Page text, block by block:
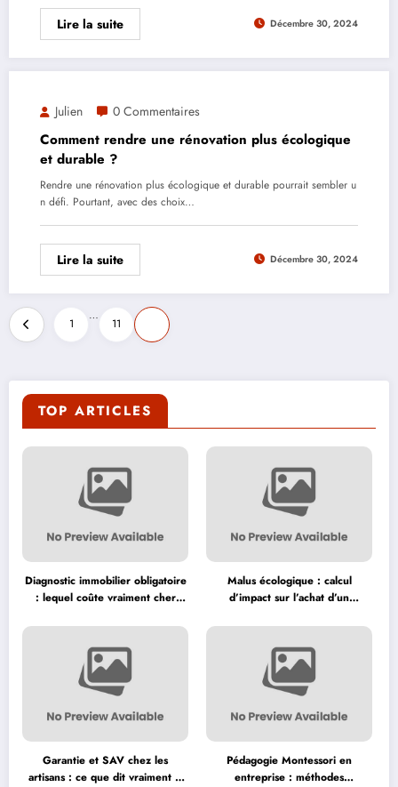
Lire la suite Décembre 30, 2024
Julien 0 Commentaires
Comment rendre une rénovation plus écologique
et durable ?
Rendre une rénovation plus écologique et durable pourrait sembler u
n défi. Pourtant, avec des choix…
Lire la suite Décembre 30, 2024
Pagination
des
publications
1
…
11
TOP ARTICLES
Diagnostic immobilier obligatoire
: lequel coûte vraiment cher
Malus écologique : calcul
d’impact sur l’achat d’un
Garantie et SAV chez les
artisans : ce que dit vraiment la
Pédagogie Montessori en
entreprise : méthodes